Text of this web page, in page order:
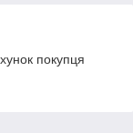
покупця